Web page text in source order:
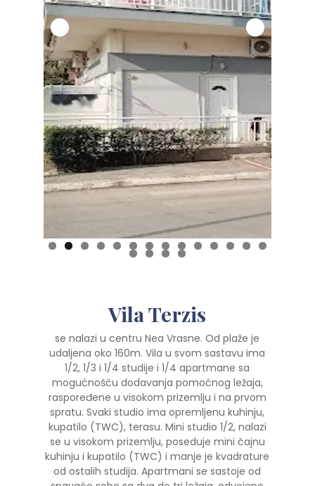
0 1 2 3 4
5 6 7 8
Vila Terzis
se nalazi u centru Nea Vrasne. Od plaže je
udaljena oko 160m. Vila u svom sastavu ima
1/2, 1/3 i 1/4 studije i 1/4 apartmane sa
mogućnošću dodavanja pomoćnog ležaja,
raspoređene u visokom prizemlju i na prvom
spratu. Svaki studio ima opremljenu kuhinju,
kupatilo (TWC), terasu. Mini studio 1/2, nalazi
se u visokom prizemlju, poseduje mini čajnu
kuhinju i kupatilo (TWC) i manje je kvadrature
od ostalih studija. Apartmani se sastoje od